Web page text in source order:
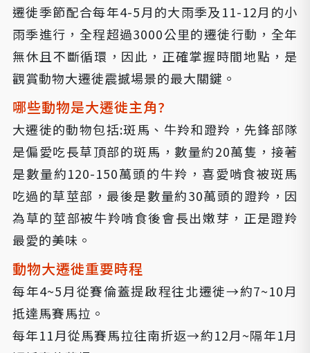
遷徙季節配合每年4-5月的大雨季及11-12月的小
雨季進行，全程超過3000公里的遷徙行動，全年
無休且不斷循環，因此，正確掌握時間地點，是
觀賞動物大遷徙震撼場景的最大關鍵。
哪些動物是大遷徙主角?
大遷徙的動物包括:斑馬、牛羚和蹬羚，先鋒部隊
是偏愛吃長草頂部的斑馬，數量約20萬隻，接著
是數量約120-150萬頭的牛羚，喜愛啃食被斑馬
吃過的草莖部，最後是數量約30萬頭的蹬羚，因
為草的莖部被牛羚啃食後會長出嫩芽，正是蹬羚
最愛的美味。
動物大遷徙重要時程
每年4~5月從賽倫蓋提啟程往北遷徙→約7~10月
抵達馬賽馬拉。
每年11月從馬賽馬拉往南折返→約12月~隔年1月